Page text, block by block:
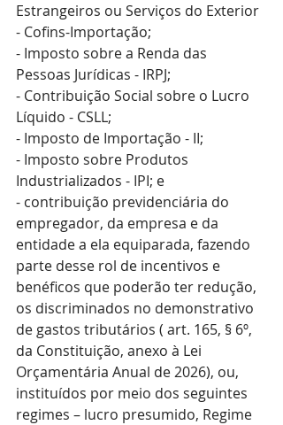
Estrangeiros ou Serviços do Exterior
- Cofins-Importação;
- Imposto sobre a Renda das
Pessoas Jurídicas - IRPJ;
- Contribuição Social sobre o Lucro
Líquido - CSLL;
- Imposto de Importação - II;
- Imposto sobre Produtos
Industrializados - IPI; e
- contribuição previdenciária do
empregador, da empresa e da
entidade a ela equiparada, fazendo
parte desse rol de incentivos e
benéficos que poderão ter redução,
os discriminados no demonstrativo
de gastos tributários ( art. 165, § 6º,
da Constituição, anexo à Lei
Orçamentária Anual de 2026), ou,
instituídos por meio dos seguintes
regimes – lucro presumido, Regime